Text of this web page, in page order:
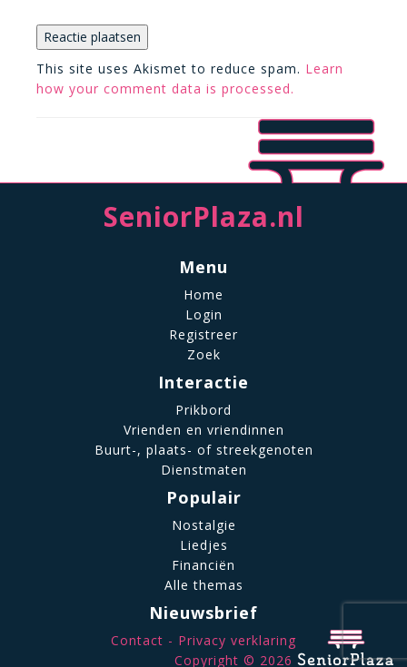
This site uses Akismet to reduce spam. Learn
how your comment data is processed.
SeniorPlaza.nl
Menu
Home
Login
Registreer
Zoek
Interactie
Prikbord
Vrienden en vriendinnen
Buurt-, plaats- of streekgenoten
Dienstmaten
Populair
Nostalgie
Liedjes
Financiën
Alle themas
Nieuwsbrief
Contact
Privacy verklaring
Copyright © 2026